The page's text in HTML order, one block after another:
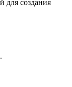
для создания